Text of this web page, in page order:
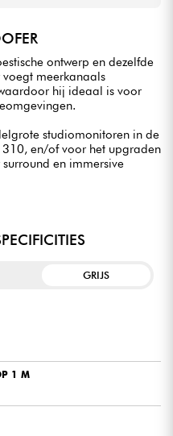
ontwerp en dezelfde
meerkanaals
hij ideaal is voor
studiomonitoren in de
310, en/of voor het upgraden
en immersive
GRIJS
1 M